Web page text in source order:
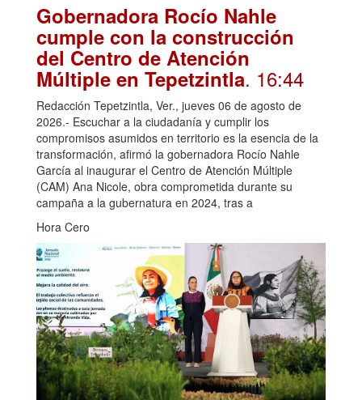
Gobernadora Rocío Nahle
cumple con la construcción
del Centro de Atención
Múltiple en Tepetzintla. 16:44
Redacción Tepetzintla, Ver., jueves 06 de agosto de
2026.- Escuchar a la ciudadanía y cumplir los
compromisos asumidos en territorio es la esencia de la
transformación, afirmó la gobernadora Rocío Nahle
García al inaugurar el Centro de Atención Múltiple
(CAM) Ana Nicole, obra comprometida durante su
campaña a la gubernatura en 2024, tras a
Hora Cero